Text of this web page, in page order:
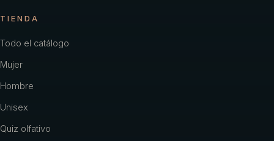
TIENDA
Todo el catálogo
Mujer
Hombre
Unisex
Quiz olfativo